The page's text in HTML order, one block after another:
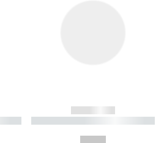
------------
----------- ----------- ----------